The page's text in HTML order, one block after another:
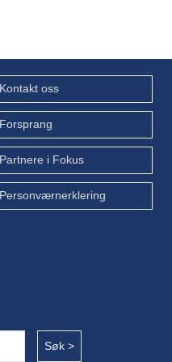
Kontakt oss
Forsprang
Partnere i Fokus
Personværnerklering